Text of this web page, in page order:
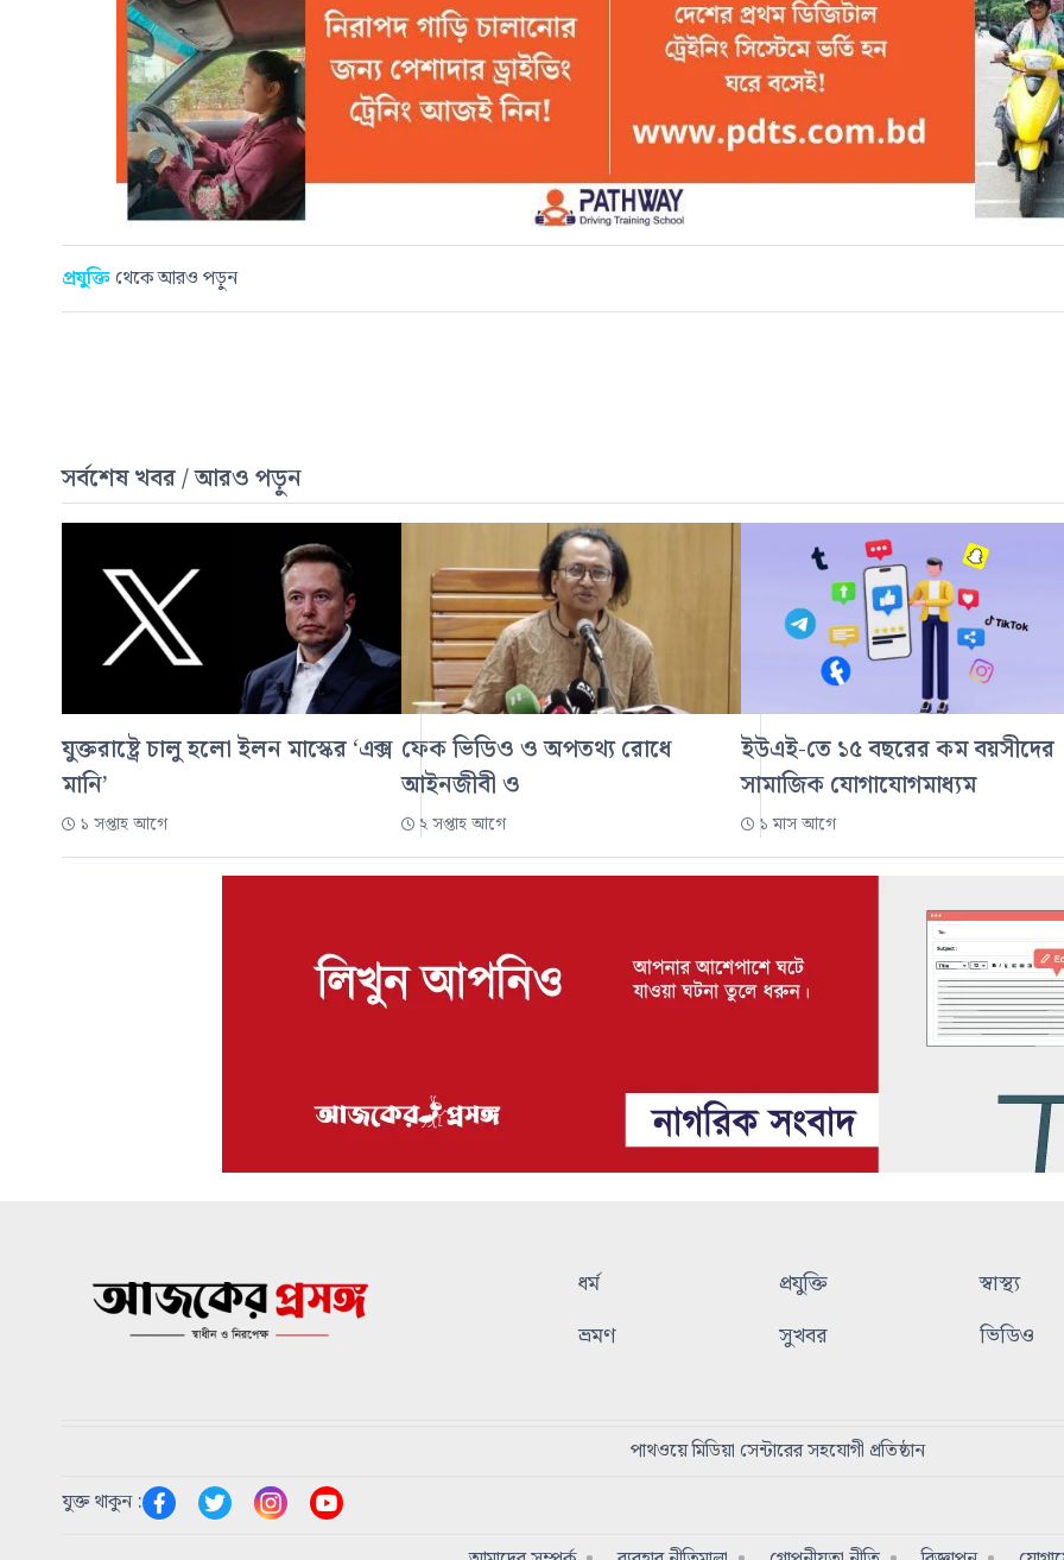
প্রযুক্তি থেকে আরও পড়ুন
সর্বশেষ খবর / আরও পড়ুন
যুক্তরাষ্ট্রে চালু হলো ইলন মাস্কের ‘এক্স
মানি’
১ সপ্তাহ আগে
ফেক ভিডিও ও অপতথ্য রোধে
আইনজীবী ও
২ সপ্তাহ আগে
ইউএই-তে ১৫ বছরের কম বয়সীদের
সামাজিক যোগাযোগমাধ্যম
১ মাস আগে
ধর্ম প্রযুক্তি স্বাস্থ্য
ভ্রমণ
সুখবর ভিডিও
পাথওয়ে মিডিয়া সেন্টারের সহযোগী প্রতিষ্ঠান
যুক্ত থাকুন :